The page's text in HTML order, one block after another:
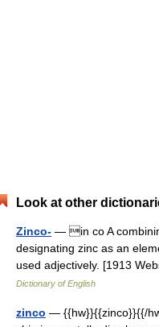
Look at other
Zinco- — in co A
designating zinc as an
used adjectively. [1913
Dictionary of English
zinco — {{hw}}{{zinco}}{{/